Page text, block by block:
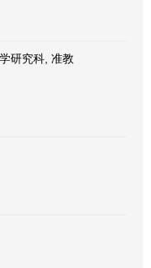
研究科, 准教